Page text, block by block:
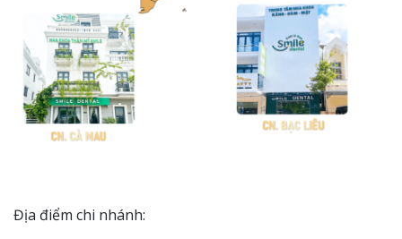
Địa điểm chi nhánh: